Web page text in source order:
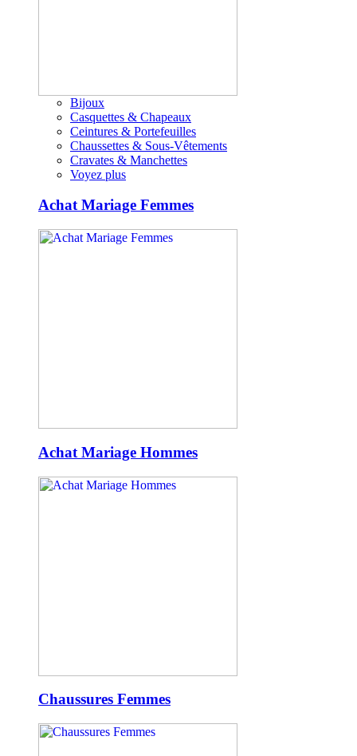
Bijoux
Casquettes & Chapeaux
Ceintures & Portefeuilles
Chaussettes & Sous-Vêtements
Cravates & Manchettes
Voyez plus
Achat Mariage Femmes
Achat Mariage Hommes
Chaussures Femmes